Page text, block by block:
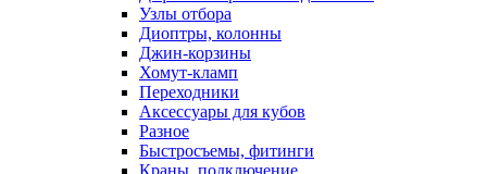
Узлы отбора
Диоптры, колонны
Джин-корзины
Хомут-кламп
Переходники
Аксессуары для кубов
Разное
Быстросъемы, фитинги
Краны, подключение